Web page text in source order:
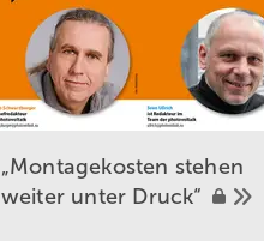
„Montagekosten stehen
weiter unter Druck“